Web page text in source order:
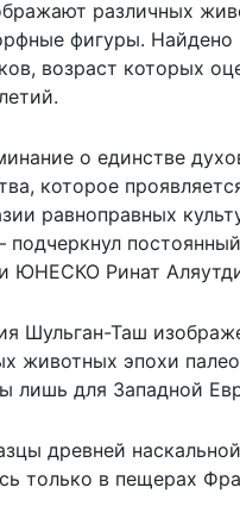
различных
фигуры. Найдено
возраст которых
о единстве
которое
равноправных
подчеркнул
ЮНЕСКО Ринат
Шульган-Таш
животных эпохи
лишь для Западной
древней
только в пещерах